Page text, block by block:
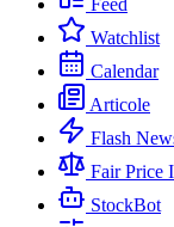
Feed
Watchlist
Calendar
Articole
Flash
Fair Price
StockBot